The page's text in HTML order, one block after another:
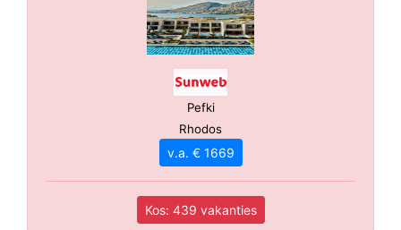
Pefki
Rhodos
v.a. € 1669
Kos: 439 vakanties